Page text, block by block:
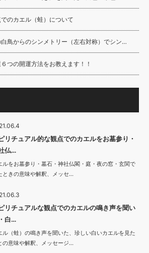
のカエル（蛙）について
鳥からのシンメトリー（左右対称）でシン…
つの開運方法をお教えます！！
リチュアル的な観点でのカエルをお墓参り・
仏…
ルをお墓参り・墓石・神社仏閣・庭・夜の窓・玄関で
ときの意味や解釈、メッセ…
リチュアルな観点でのカエルの鳴き声を聞い
白…
ル（蛙）の鳴き声を聞いた、珍しい白いカエルを見た
の意味や解釈、メッセージ…